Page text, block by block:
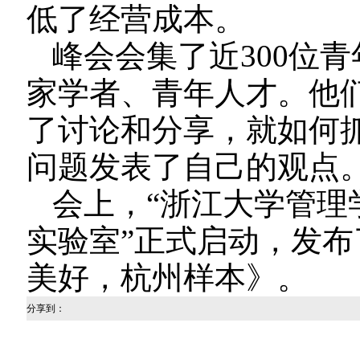
低了经营成本。
峰会会集了近300位
家学者、青年人才。他
了讨论和分享，就如何
问题发表了自己的观点
会上，“浙江大学管
实验室”正式启动，发
美好，杭州样本》。
分享到：